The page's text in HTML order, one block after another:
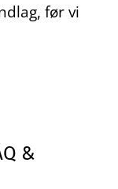
før vi
&